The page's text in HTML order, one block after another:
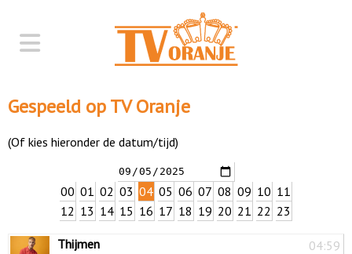
Gespeeld op TV Oranje
(Of kies hieronder de datum/tijd)
00 01 02 03 04 05 06 07 08 09 10 11
12 13 14 15 16 17 18 19 20 21 22 23
04:59
Thijmen